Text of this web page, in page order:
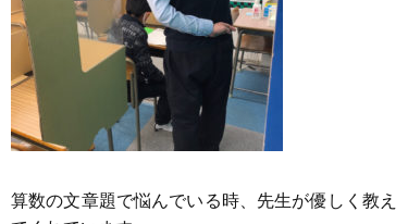
算数の文章題で悩んでいる時、先生が優しく教え